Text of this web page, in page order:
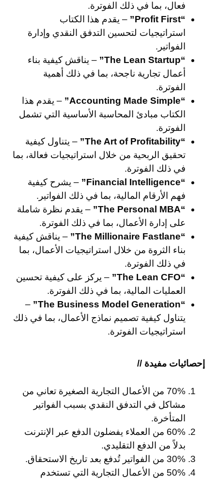
فعال، بما في ذلك الفوترة.
“Profit First”
– يقدم هذا الكتاب
استراتيجيات لتحسين التدفق النقدي وإدارة
الفواتير.
“The Lean Startup”
– يناقش كيفية بناء
أعمال تجارية ناجحة، بما في ذلك أهمية
الفوترة.
“Accounting Made Simple”
– يقدم هذا
الكتاب مبادئ المحاسبة الأساسية التي تشمل
الفوترة.
“The Art of Profitability”
– يتناول كيفية
تحقيق الربحية من خلال استراتيجيات فعالة، بما
في ذلك الفوترة.
“Financial Intelligence”
– يشرح كيفية
فهم الأرقام المالية، بما في ذلك الفواتير.
“The Personal MBA”
– يقدم نظرة شاملة
على إدارة الأعمال، بما في ذلك الفوترة.
“The Millionaire Fastlane”
– يناقش كيفية
بناء الثروة من خلال استراتيجيات الأعمال، بما
في ذلك الفوترة.
“The Lean CFO”
– يركز على كيفية تحسين
العمليات المالية، بما في ذلك الفوترة.
“The Business Model Generation”
–
يتناول كيفية تصميم نماذج الأعمال، بما في ذلك
استراتيجيات الفوترة.
إحصائيات مفيدة //
70% من الأعمال التجارية الصغيرة تعاني من
مشاكل في التدفق النقدي بسبب الفواتير
المتأخرة.
60% من العملاء يفضلون الدفع عبر الإنترنت
بدلاً من الدفع التقليدي.
30% من الفواتير تُدفع بعد تاريخ الاستحقاق.
50% من الأعمال التجارية التي تستخدم